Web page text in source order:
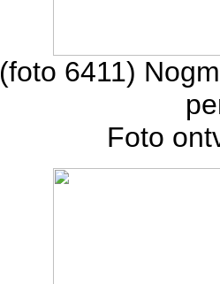
(foto 6411)
Foto